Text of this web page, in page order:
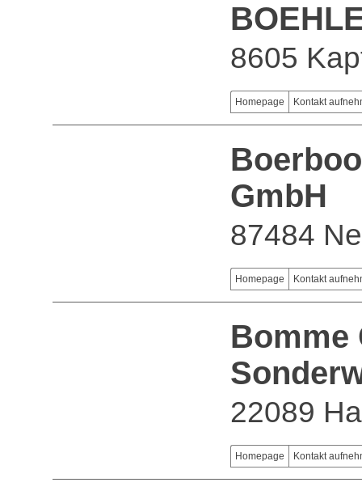
8605
Homepage Kontakt
GmbH
87484
Homepage Kontakt
Bomme
22089
Homepage Kontakt